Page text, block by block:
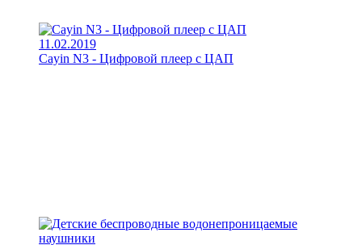
11.02.2019
Cayin N3 - Цифровой плеер с ЦАП